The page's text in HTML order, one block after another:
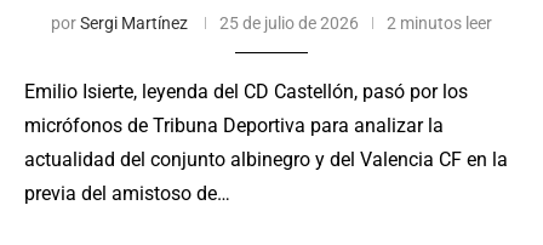
porSergi Martínez 25 de julio de 2026 2 minutos leer
Emilio Isierte, leyenda del CD Castellón, pasó por los
micrófonos de Tribuna Deportiva para analizar la
actualidad del conjunto albinegro y del Valencia CF en la
previa del amistoso de…